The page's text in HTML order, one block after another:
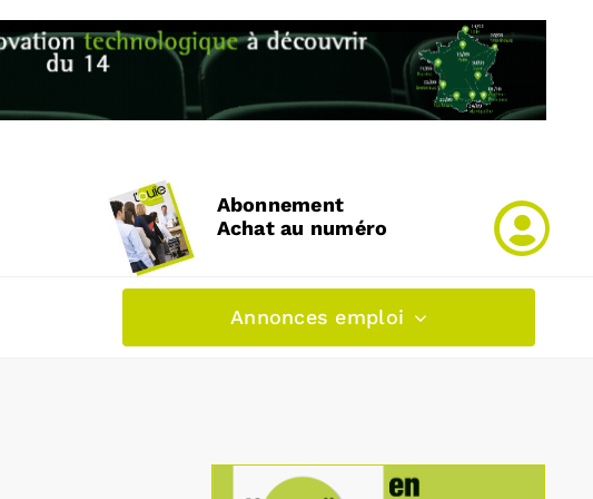
Abonnement
Achat au numéro
Annonces emploi